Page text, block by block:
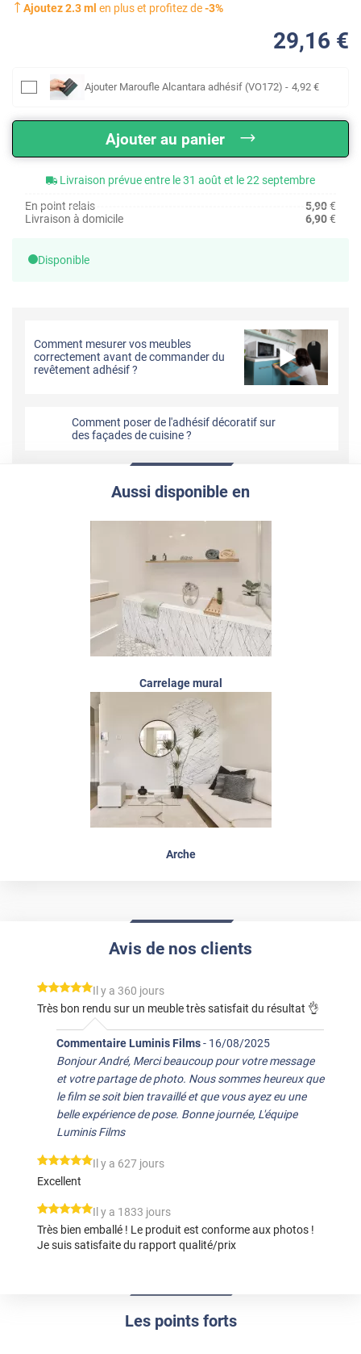
Ajoutez2.3ml en plus et profitez de-3%
29,16 €
Ajouter Maroufle Alcantara adhésif (VO172) - 4,92 €
Ajouter au panier
Livraison prévue entre le 31 août et le 22 septembre
En point relais
5,90€
Livraison à domicile
6,90€
Disponible
Comment mesurer vos meubles
correctement avant de commander du
revêtement adhésif ?
Comment poser de l'adhésif décoratif sur
des façades de cuisine ?
Aussi disponible en
Carrelage mural
Arche
Les points forts
Avis de nos clients
*****
Il y a 360 jours
Très bon rendu sur un meuble très satisfait du résultat 👌
Commentaire Luminis Films- 16/08/2025
Bonjour André, Merci beaucoup pour votre message
et votre partage de photo. Nous sommes heureux que
le film se soit bien travaillé et que vous ayez eu une
belle expérience de pose. Bonne journée, L'équipe
Luminis Films
*****
Il y a 627 jours
Excellent
*****
Il y a 1833 jours
Très bien emballé ! Le produit est conforme aux photos !
Je suis satisfaite du rapport qualité/prix